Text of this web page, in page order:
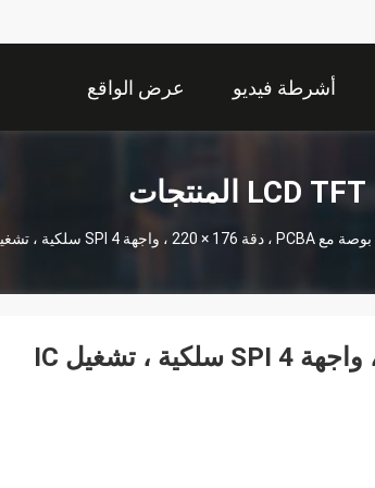
أشرطة فيديو عرض الواقع
الافتراضي
وحدة عرض LCD 2 بوصة مع PCBA ، دقة 176 × 220 ، واجهة SPI 4 سلكية ، تشغيل IC